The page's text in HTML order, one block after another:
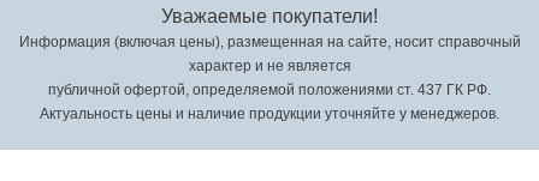
Уважаемые покупатели!
Информация (включая цены), размещенная на сайте, носит справочный
характер и не является
публичной офертой, определяемой положениями ст. 437 ГК РФ.
Актуальность цены и наличие продукции уточняйте у менеджеров.